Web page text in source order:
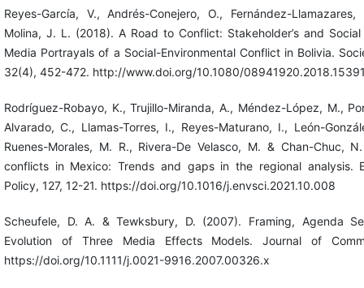
Reyes-García, V., Andrés-Conejero, O., Fernández-
Molina, J. L. (2018). A Road to Conflict: Stakeholder’s and
Media Portrayals of a Social-Environmental Conflict in Bolivia.
32(4), 452-472. http://www.doi.org/10.1080/
Rodríguez-Robayo, K., Trujillo-Miranda, A., Méndez-López, M.,
Alvarado, C., Llamas-Torres, I., Reyes-Maturano, I., León-
Ruenes-Morales, M. R., Rivera-De Velasco, M. & Chan-Chuc,
conflicts in Mexico: Trends and gaps in the regional analysis.
Policy, 127, 12-21. https://doi.org/10.1016/j.envsci.2021.10.008
Scheufele, D. A. & Tewksbury, D. (2007). Framing, Agenda
Evolution of Three Media Effects Models. Journal of
https://doi.org/10.1111/j.0021-9916.2007.00326.x